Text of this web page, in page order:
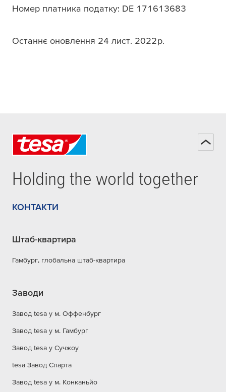
Номер платника податку: DE 171613683
Останнє оновлення 24 лист. 2022 р.
Holding the world together
КОНТАКТИ
Штаб-квартира
Гамбург, глобальна штаб-квартира
Заводи
Завод tesa у м. Оффенбург
Завод tesa у м. Гамбург
Завод tesa у Сучжоу
tesa Завод Спарта
Завод tesa у м. Конканьйо